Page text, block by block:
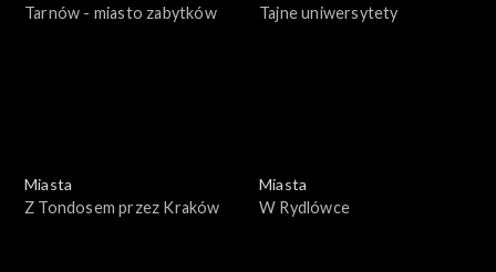
Tarnów - miasto zabytków
Tajne uniwersytety
Miasta
Z Tondosem przez Kraków
Miasta
W Rydlówce